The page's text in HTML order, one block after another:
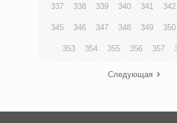
337 338 339 340 341 342
345 346 347 348 349 350
353 354 355 356 357
Следующая